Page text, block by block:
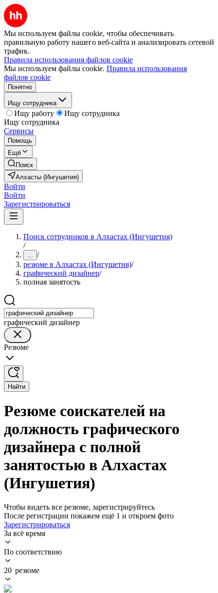
Мы используем файлы cookie, чтобы обеспечивать
правильную работу нашего веб-сайта и анализировать сетевой
трафик.
Правила использования файлов cookie
Мы используем файлы cookie. Правила использования
файлов cookie
Понятно
Ищу сотрудника
Ищу работу
Ищу сотрудника
Ищу сотрудника
Сервисы
Помощь
Ещё
Поиск
Алхасты (Ингушетия)
Войти
Войти
Зарегистрироваться
Поиск сотрудников в Алхастах (Ингушетия)
/
... /
резюме в Алхастах (Ингушетия)/
графический дизайнер/
полная занятость
графический дизайнер
Резюме
Найти
Резюме соискателей на
должность графического
дизайнера с полной
занятостью в Алхастах
(Ингушетия)
Чтобы видеть все резюме, зарегистрируйтесь
После регистрации покажем ещё 1 и откроем фото
Зарегистрироваться
За всё время
По соответствию
20 резюме